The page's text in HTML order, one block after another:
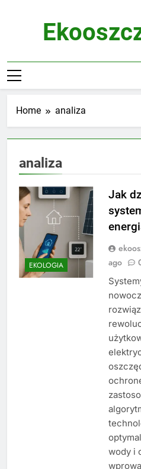
Home analiza
analiza
EKOLOGIA
Jak
ago
wody i